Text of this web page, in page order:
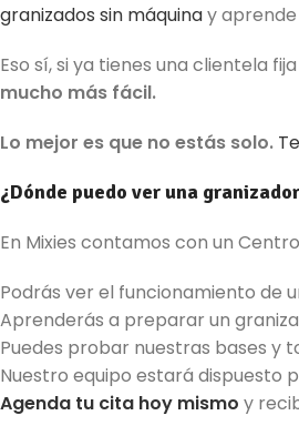
granizados sin máquinay
Eso sí, si ya tienes una clientela
mucho más fácil.
Lo mejor es que no estás solo.
¿Dónde puedo ver una
En Mixies contamos con un
Podrás ver el funcionamiento de
Aprenderás a preparar un
Puedes probar nuestras bases y
Nuestro equipo estará dispuesto
Agenda tu cita hoy mismo y